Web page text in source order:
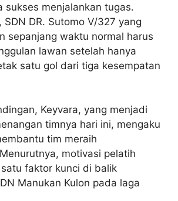
sukses menjalankan tugas.
SDN DR. Sutomo V/327 yang
sepanjang waktu normal harus
lawan setelah hanya
satu gol dari tiga kesempatan
Keyvara, yang menjadi
timnya hari ini, mengaku
tim meraih
motivasi pelatih
faktor kunci di balik
Manukan Kulon pada laga